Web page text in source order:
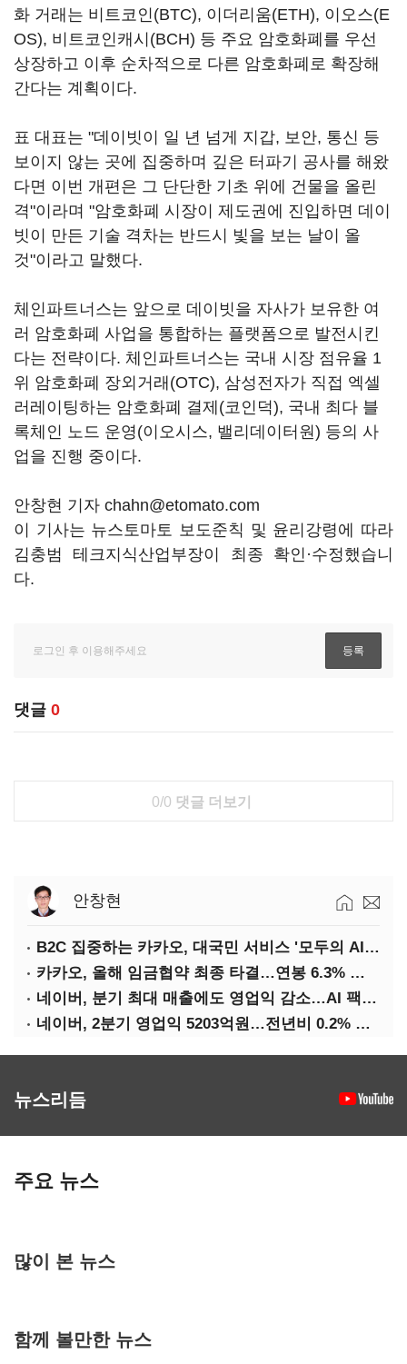
화 거래는 비트코인(BTC), 이더리움(ETH), 이오스(E
OS), 비트코인캐시(BCH) 등 주요 암호화폐를 우선
상장하고 이후 순차적으로 다른 암호화폐로 확장해
간다는 계획이다.
표 대표는 "데이빗이 일 년 넘게 지갑, 보안, 통신 등
보이지 않는 곳에 집중하며 깊은 터파기 공사를 해왔
다면 이번 개편은 그 단단한 기초 위에 건물을 올린
격"이라며 "암호화폐 시장이 제도권에 진입하면 데이
빗이 만든 기술 격차는 반드시 빛을 보는 날이 올
것"이라고 말했다.
체인파트너스는 앞으로 데이빗을 자사가 보유한 여
러 암호화폐 사업을 통합하는 플랫폼으로 발전시킨
다는 전략이다. 체인파트너스는 국내 시장 점유율 1
위 암호화폐 장외거래(OTC), 삼성전자가 직접 엑셀
러레이팅하는 암호화폐 결제(코인덕), 국내 최다 블
록체인 노드 운영(이오시스, 밸리데이터원) 등의 사
업을 진행 중이다.
안창현 기자 chahn@etomato.com
이 기사는 뉴스토마토 보도준칙 및 윤리강령에 따라
김충범 테크지식산업부장이 최종 확인·수정했습니
다.
댓글 0
0/0 댓글 더보기
안창현
B2C 집중하는 카카오, 대국민 서비스 '모두의 AI' 사활
카카오, 올해 임금협약 최종 타결…연봉 6.3% 인상·격려금 300만원
네이버, 분기 최대 매출에도 영업익 감소…AI 팩토리 속도
네이버, 2분기 영업익 5203억원…전년비 0.2% 감소
뉴스리듬
주요 뉴스
많이 본 뉴스
함께 볼만한 뉴스